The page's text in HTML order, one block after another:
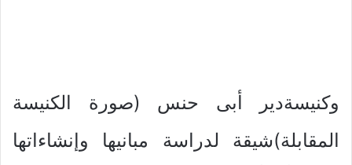
وكنيسةدير أبى حنس (صورة الكنيسة
المقابلة)شيقة لدراسة مبانيها وإنشاءاتها